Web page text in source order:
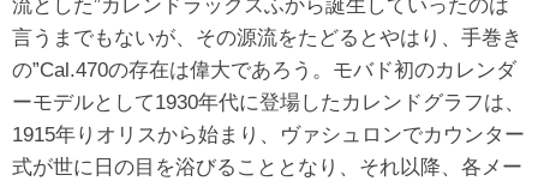
流とした”カレンドラックスふから誕生していったのは
言うまでもないが、その源流をたどるとやはり、手巻き
の”Cal.470の存在は偉大であろう。モバド初のカレンダ
ーモデルとして1930年代に登場したカレンドグラフは、
1915年りオリスから始まり、ヴァシュロンでカウンター
式が世に日の目を浴びることとなり、それ以降、各メー